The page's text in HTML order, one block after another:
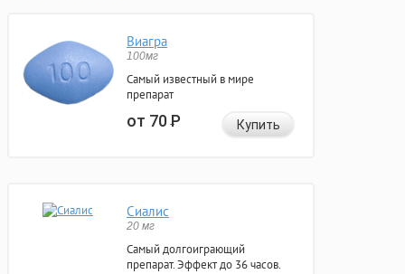
Виагра
100мг
Самый известный в мире
препарат
от 70Р Купить
Сиалис
20 мг
Самый долгоиграющий
препарат. Эффект до 36 часов.